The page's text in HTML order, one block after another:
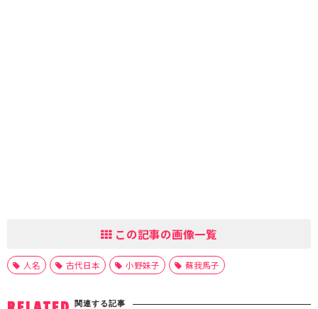
この記事の画像一覧
人名 古代日本 小野妹子 蘇我馬子
関連する記事